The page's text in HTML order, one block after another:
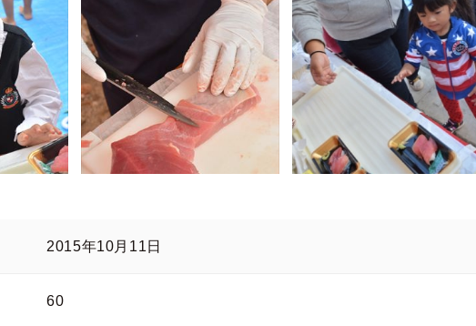
2015年10月11日
60